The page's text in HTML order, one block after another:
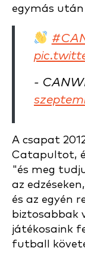
egymás
-
A csapat
Catapultot,
"és meg
az
és az egyén
biztosabbak
játékosaink
futball